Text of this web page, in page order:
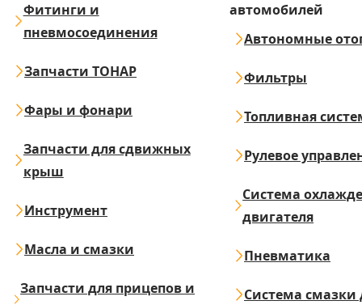
Фитинги и
пневмосоединения
Запчасти ТОНАР
Фары и фонари
Запчасти для сдвижных
крыш
Инструмент
Масла и смазки
Запчасти для прицепов и
автомобилей
Автономные
Фильтры
Топливная
Рулевое
Система
двигателя
Пневматика
Система смазки